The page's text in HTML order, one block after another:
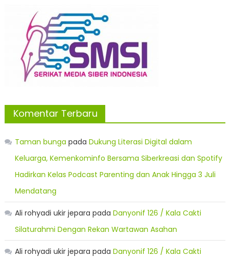
Komentar Terbaru
Taman bunga pada Dukung Literasi Digital dalam
Keluarga, Kemenkominfo Bersama Siberkreasi dan Spotify
Hadirkan Kelas Podcast Parenting dan Anak Hingga 3 Juli
Mendatang
Ali rohyadi ukir jepara pada Danyonif 126 / Kala Cakti
Silaturahmi Dengan Rekan Wartawan Asahan
Ali rohyadi ukir jepara pada Danyonif 126 / Kala Cakti